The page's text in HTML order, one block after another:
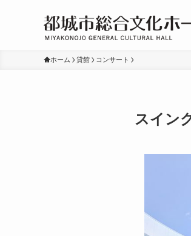
ホーム 貸館 コンサート
スイン